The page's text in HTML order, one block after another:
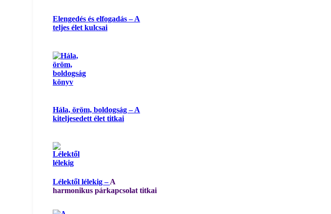
Elengedés és elfogadás – A
teljes élet kulcsai
Hála, öröm, boldogság – A
kiteljesedett élet titkai
Lélektől lélekig –A
harmonikus párkapcsolat titkai